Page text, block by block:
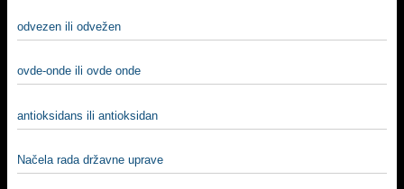
odvezen ili odvežen
ovde-onde ili ovde onde
antioksidans ili antioksidan
Načela rada državne uprave